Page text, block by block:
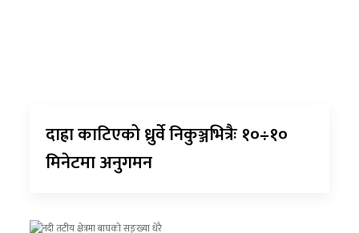
दाह्रा काटिएको ध्रुर्वे निकुञ्जभित्रैः १०÷१०
मिनेटमा अनुगमन